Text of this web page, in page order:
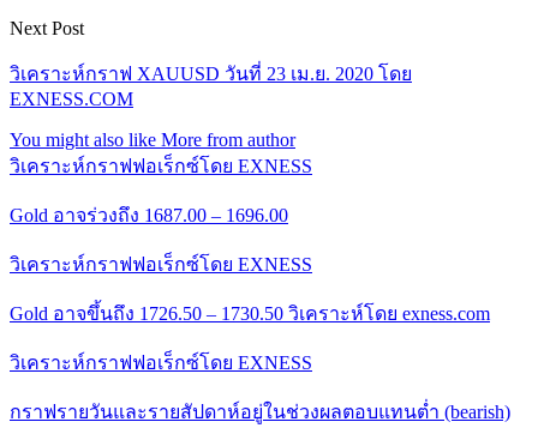
Next Post
วิเคราะห์กราฟ XAUUSD วันที่ 23 เม.ย. 2020 โดย
EXNESS.COM
You might also like More from author
วิเคราะห์กราฟฟอเร็กซ์โดย EXNESS
Gold อาจร่วงถึง 1687.00 – 1696.00
วิเคราะห์กราฟฟอเร็กซ์โดย EXNESS
Gold อาจขึ้นถึง 1726.50 – 1730.50 วิเคราะห์โดย exness.com
วิเคราะห์กราฟฟอเร็กซ์โดย EXNESS
กราฟรายวันและรายสัปดาห์อยู่ในช่วงผลตอบแทนต่ำ (bearish)